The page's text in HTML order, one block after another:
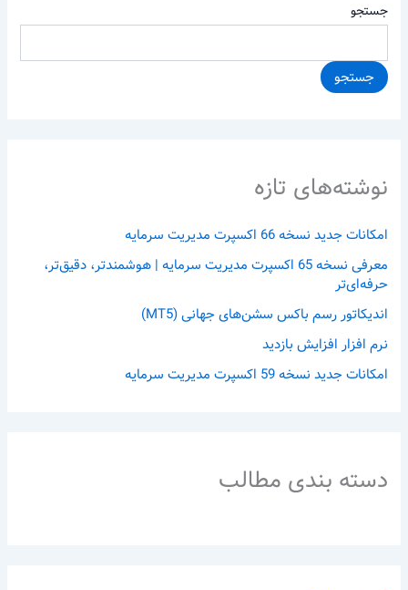
جستجو
جستجو
نوشته‌های تازه
امکانات جدید نسخه 66 اکسپرت مدیریت سرمایه
معرفی نسخه 65 اکسپرت مدیریت سرمایه | هوشمندتر، دقیق‌تر،
حرفه‌ای‌تر
اندیکاتور رسم باکس سشن‌های جهانی (MT5)
نرم افزار افزایش بازدید
امکانات جدید نسخه 59 اکسپرت مدیریت سرمایه
دسته بندی مطالب